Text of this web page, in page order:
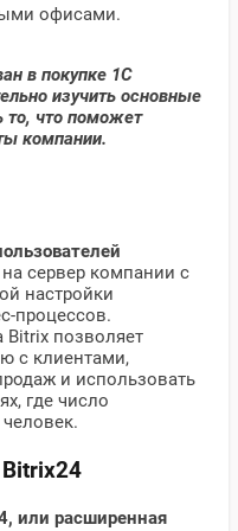
офисами.
в покупке 1С
изучить основные
то, что поможет
компании.
сервер компании с
настройки
процессов.
Bitrix позволяет
с клиентами,
и использовать
где число
или расширенная